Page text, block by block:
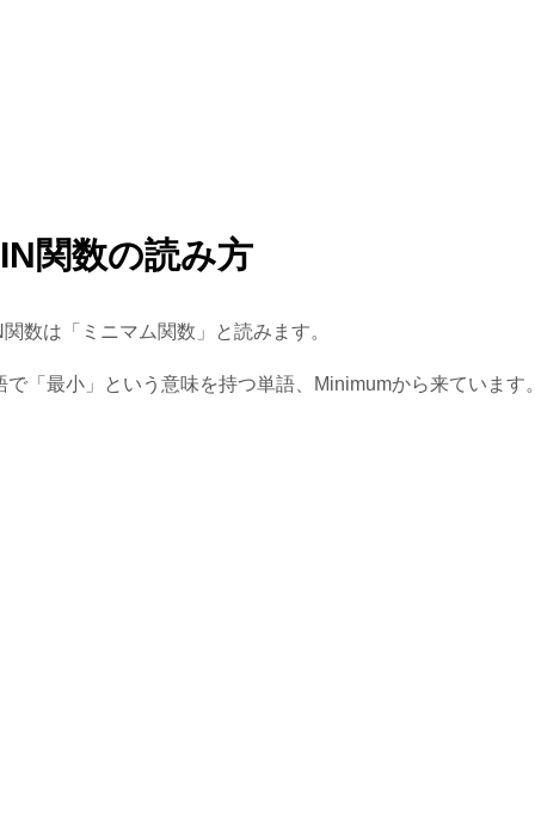
関数の読み方
関数は「ミニマム関数」と読みます。
で「最小」という意味を持つ単語、Minimumから来ています